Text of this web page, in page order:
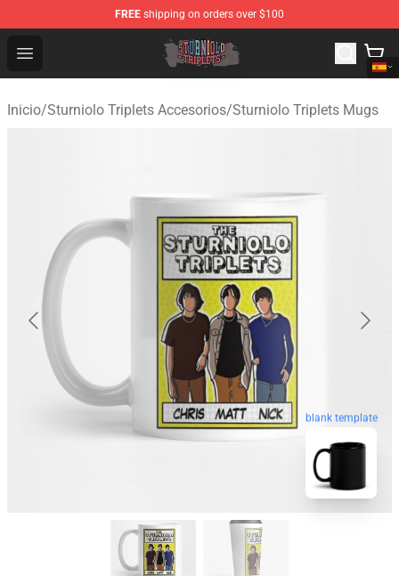
FREE shipping on orders over $100
Open menu
Sturniolo Triplets Shop - Official Sturniolo Triplets
Inicio/Sturniolo Triplets Accesorios/Sturniolo Triplets Mugs
blank template